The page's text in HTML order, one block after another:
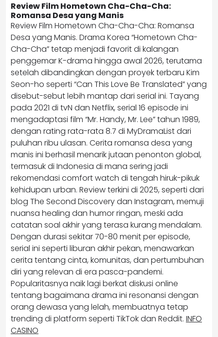
Review Film Hometown Cha-Cha-Cha:
Romansa Desa yang Manis
Review Film Hometown Cha-Cha-Cha: Romansa
Desa yang Manis. Drama Korea “Hometown Cha-
Cha-Cha” tetap menjadi favorit di kalangan
penggemar K-drama hingga awal 2026, terutama
setelah dibandingkan dengan proyek terbaru Kim
Seon-ho seperti “Can This Love Be Translated” yang
disebut-sebut lebih mantap dari serial ini. Tayang
pada 2021 di tvN dan Netflix, serial 16 episode ini
mengadaptasi film “Mr. Handy, Mr. Lee” tahun 1989,
dengan rating rata-rata 8.7 di MyDramaList dari
puluhan ribu ulasan. Cerita romansa desa yang
manis ini berhasil menarik jutaan penonton global,
termasuk di Indonesia di mana sering jadi
rekomendasi comfort watch di tengah hiruk-pikuk
kehidupan urban. Review terkini di 2025, seperti dari
blog The Second Discovery dan Instagram, memuji
nuansa healing dan humor ringan, meski ada
catatan soal akhir yang terasa kurang mendalam.
Dengan durasi sekitar 70-80 menit per episode,
serial ini seperti liburan akhir pekan, menawarkan
cerita tentang cinta, komunitas, dan pertumbuhan
diri yang relevan di era pasca-pandemi.
Popularitasnya naik lagi berkat diskusi online
tentang bagaimana drama ini resonansi dengan
orang dewasa yang lelah, membuatnya tetap
trending di platform seperti TikTok dan Reddit. INFO
CASINO